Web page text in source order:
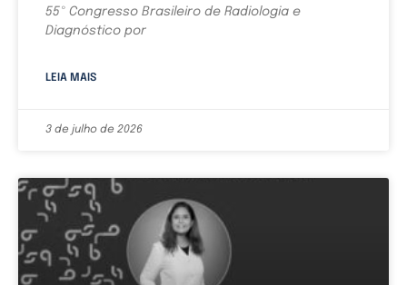
55º Congresso Brasileiro de Radiologia e
Diagnóstico por
LEIA MAIS
3 de julho de 2026